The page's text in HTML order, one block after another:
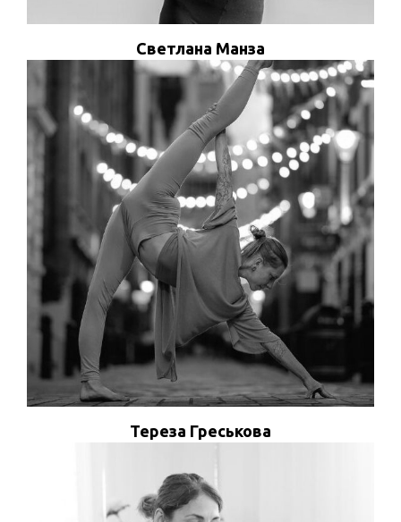
ПРОСМОТРЕТЬ ПРОФИЛЬ
Светлана Манза
ПРОСМОТРЕТЬ ПРОФИЛЬ
Тереза Греськова